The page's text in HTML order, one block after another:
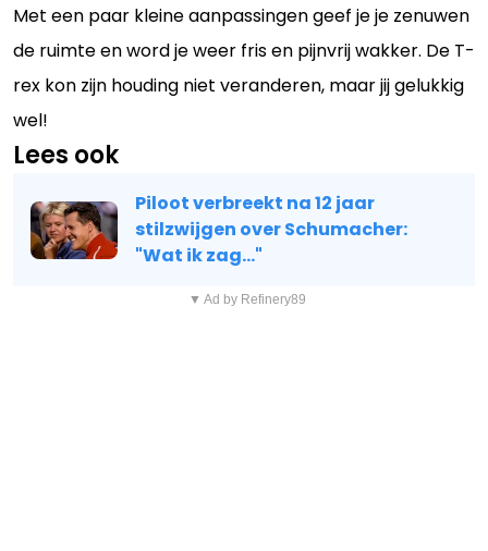
Met een paar kleine aanpassingen geef je je zenuwen
de ruimte en word je weer fris en pijnvrij wakker. De T-
rex kon zijn houding niet veranderen, maar jij gelukkig
wel!
Lees ook
Piloot verbreekt na 12 jaar
stilzwijgen over Schumacher:
"Wat ik zag..."
▼ Ad by Refinery89